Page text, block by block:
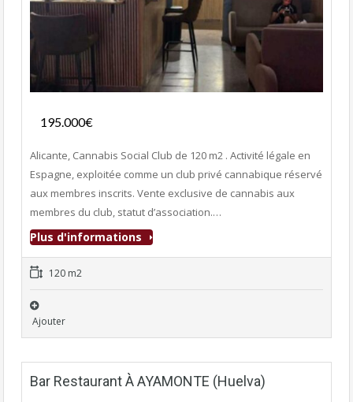
Fonds de commerce
195.000€
Alicante, Cannabis Social Club de 120 m2 . Activité légale en
Espagne, exploitée comme un club privé cannabique réservé
aux membres inscrits. Vente exclusive de cannabis aux
membres du club, statut d’association.…
Plus d'informations
120 m2
Ajouter
Bar Restaurant À AYAMONTE (Huelva)